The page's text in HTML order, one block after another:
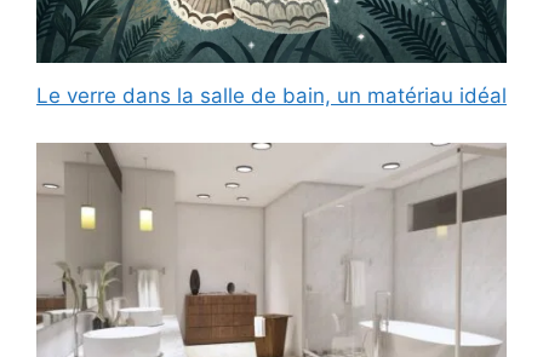
Le verre dans la salle de bain, un matériau idéal